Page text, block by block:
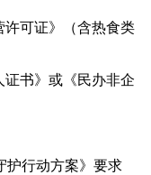
可证》（含热食类
书》或《民办非企
行动方案》要求